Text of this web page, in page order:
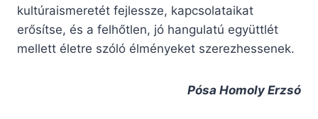
kultúraismeretét fejlessze, kapcsolataikat
erősítse, és a felhőtlen, jó hangulatú együttlét
mellett életre szóló élményeket szerezhessenek.
Pósa Homoly Erzsó